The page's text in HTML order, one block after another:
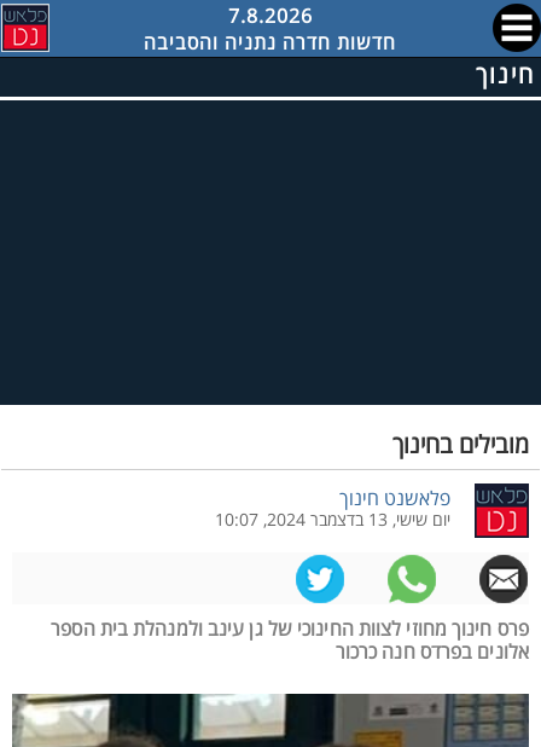
7.8.2026
חדשות חדרה נתניה והסביבה
חינוך
מובילים בחינוך
פלאשנט חינוך
יום שישי, 13 בדצמבר 2024, 10:07
פרס חינוך מחוזי לצוות החינוכי של גן עינב ולמנהלת בית הספר
אלונים בפרדס חנה כרכור